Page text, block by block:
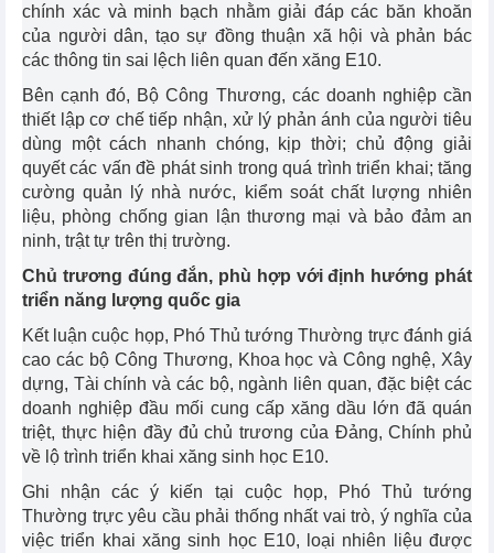
chính xác và minh bạch nhằm giải đáp các băn khoăn
của người dân, tạo sự đồng thuận xã hội và phản bác
các thông tin sai lệch liên quan đến xăng E10.
Bên cạnh đó, Bộ Công Thương, các doanh nghiệp cần
thiết lập cơ chế tiếp nhận, xử lý phản ánh của người tiêu
dùng một cách nhanh chóng, kịp thời; chủ động giải
quyết các vấn đề phát sinh trong quá trình triển khai; tăng
cường quản lý nhà nước, kiểm soát chất lượng nhiên
liệu, phòng chống gian lận thương mại và bảo đảm an
ninh, trật tự trên thị trường.
Chủ trương đúng đắn, phù hợp với định hướng phát
triển năng lượng quốc gia
Kết luận cuộc họp, Phó Thủ tướng Thường trực đánh giá
cao các bộ Công Thương, Khoa học và Công nghệ, Xây
dựng, Tài chính và các bộ, ngành liên quan, đặc biệt các
doanh nghiệp đầu mối cung cấp xăng dầu lớn đã quán
triệt, thực hiện đầy đủ chủ trương của Đảng, Chính phủ
về lộ trình triển khai xăng sinh học E10.
Ghi nhận các ý kiến tại cuộc họp, Phó Thủ tướng
Thường trực yêu cầu phải thống nhất vai trò, ý nghĩa của
việc triển khai xăng sinh học E10, loại nhiên liệu được